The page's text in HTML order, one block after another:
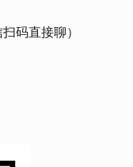
码直接聊）